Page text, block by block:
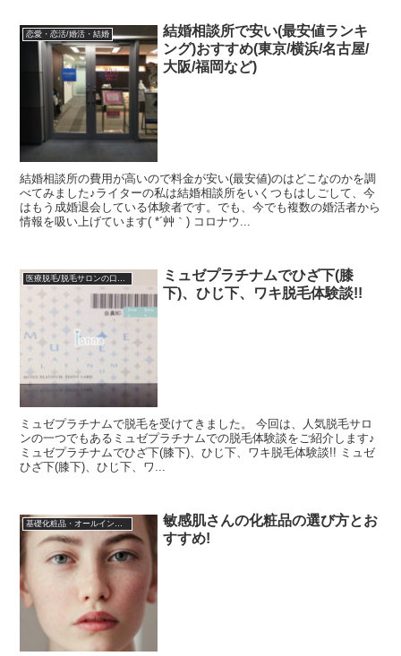
恋愛・恋活/婚活・結婚
結婚相談所で安い(最安値ランキ
ング)おすすめ(東京/横浜/名古屋/
大阪/福岡など)
結婚相談所の費用が高いので料金が安い(最安値)のはどこなのかを調
べてみました♪ライターの私は結婚相談所をいくつもはしごして、今
はもう成婚退会している体験者です。でも、今でも複数の婚活者から
情報を吸い上げています( *´艸｀) コロナウ...
医療脱毛/脱毛サロンの口コミ体験談
ミュゼプラチナムでひざ下(膝
下)、ひじ下、ワキ脱毛体験談!!
ミュゼプラチナムで脱毛を受けてきました。 今回は、人気脱毛サロ
ンの一つでもあるミュゼプラチナムでの脱毛体験談をご紹介します♪
ミュゼプラチナムでひざ下(膝下)、ひじ下、ワキ脱毛体験談!! ミュゼ
ひざ下(膝下)、ひじ下、ワ...
敏感肌さんの化粧品の選び方とお
すすめ!